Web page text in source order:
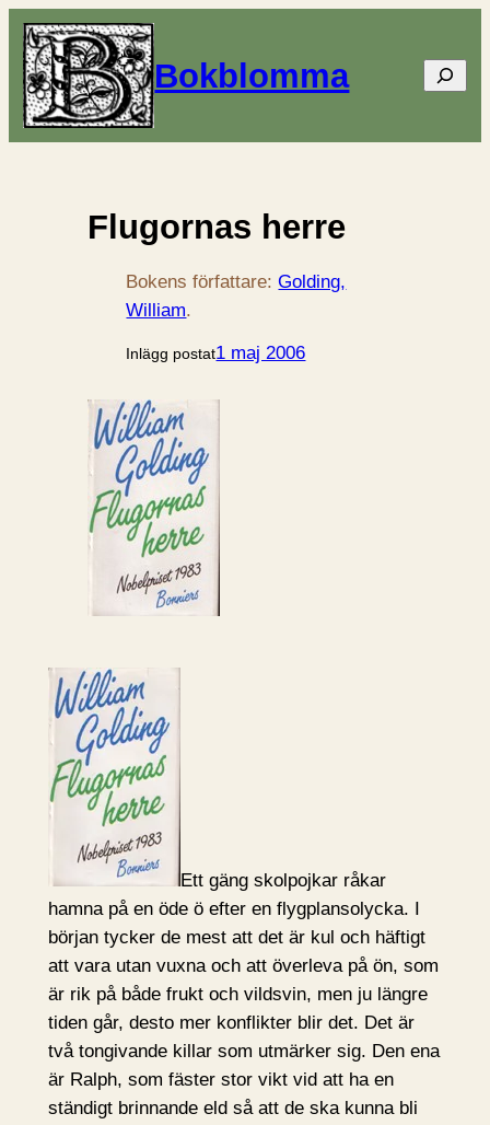
Bokblomma Sök
Flugornas herre
Bokens författare:Golding,
William.
Inlägg postat1 maj 2006
Ett gäng skolpojkar råkar
hamna på en öde ö efter en flygplansolycka. I
början tycker de mest att det är kul och häftigt
att vara utan vuxna och att överleva på ön, som
är rik på både frukt och vildsvin, men ju längre
tiden går, desto mer konflikter blir det. Det är
två tongivande killar som utmärker sig. Den ena
är Ralph, som fäster stor vikt vid att ha en
ständigt brinnande eld så att de ska kunna bli